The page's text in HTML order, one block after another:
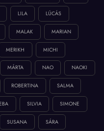
LILA LÚCÁS
MALAK MARIAN
MERIKH MICHI
MÁRTA NAO NAOKI
ROBERTINA SALMA
SILVIA SIMONE
SUSANA SÁRA